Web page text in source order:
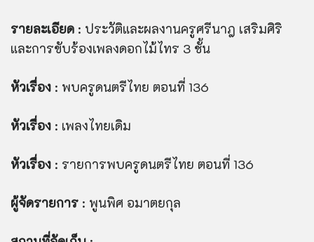
รายละเอียด : ประวัติและผลงานครูศรีนาฎ เสริมศิริ
และการขับร้องเพลงดอกไม้ไทร 3 ชั้น
หัวเรื่อง : พบครูดนตรีไทย ตอนที่ 136
หัวเรื่อง : เพลงไทยเดิม
หัวเรื่อง : รายการพบครูดนตรีไทย ตอนที่ 136
ผู้จัดรายการ : พูนพิศ อมาตยกุล